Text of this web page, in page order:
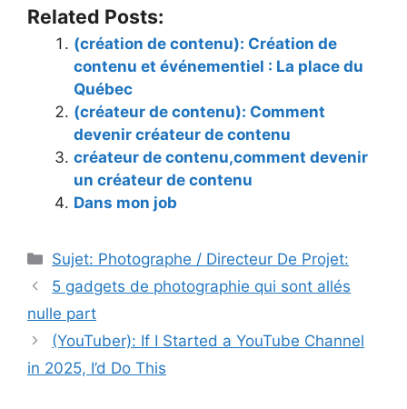
Related Posts:
(création de contenu): Création de
contenu et événementiel : La place du
Québec
(créateur de contenu): Comment
devenir créateur de contenu
créateur de contenu,comment devenir
un créateur de contenu
Dans mon job
Catégories
Sujet: Photographe / Directeur De Projet:
5 gadgets de photographie qui sont allés
nulle part
(YouTuber): If I Started a YouTube Channel
in 2025, I’d Do This